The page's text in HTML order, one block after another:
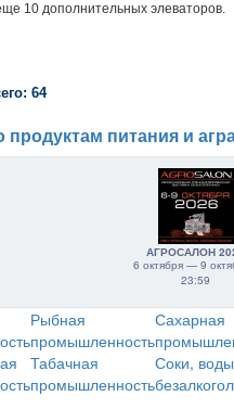
10 дополнительных элеваторов.
64
питания и
АГРОСАЛОН
6 октября — 9
23:59
Рыбная
промышленность
Сахарная
Табачная
промышленность
Соки,